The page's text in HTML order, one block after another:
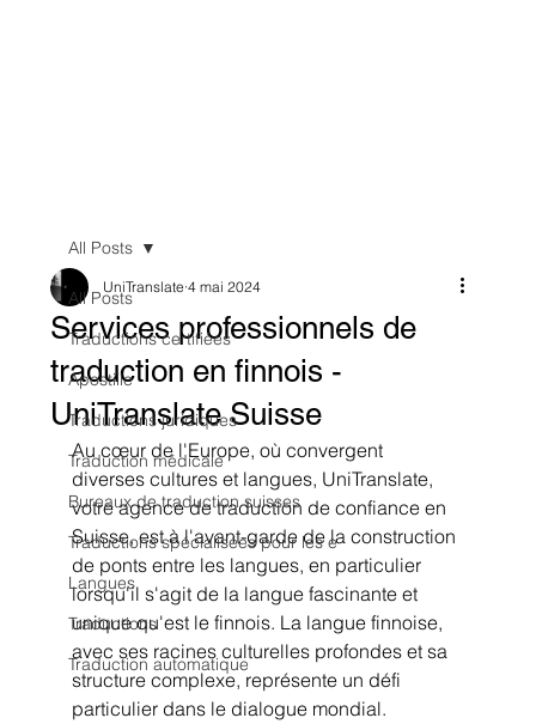
All Posts
Traductions certifiées
Apostille
Traductions juridiques
Traduction médicale
Bureaux de traduction suisses
Traductions spécialisées pour les e
Langues
Traductions
Traduction automatique
All Posts
Services professionnels de
traduction en finnois -
UniTranslate Suisse
UniTranslate 4 mai 2024
Au cœur de l'Europe, où convergent
diverses cultures et langues, UniTranslate,
votre agence de traduction de confiance en
Suisse, est à l'avant-garde de la construction
de ponts entre les langues, en particulier
lorsqu'il s'agit de la langue fascinante et
unique qu'est le finnois. La langue finnoise,
avec ses racines culturelles profondes et sa
structure complexe, représente un défi
particulier dans le dialogue mondial.